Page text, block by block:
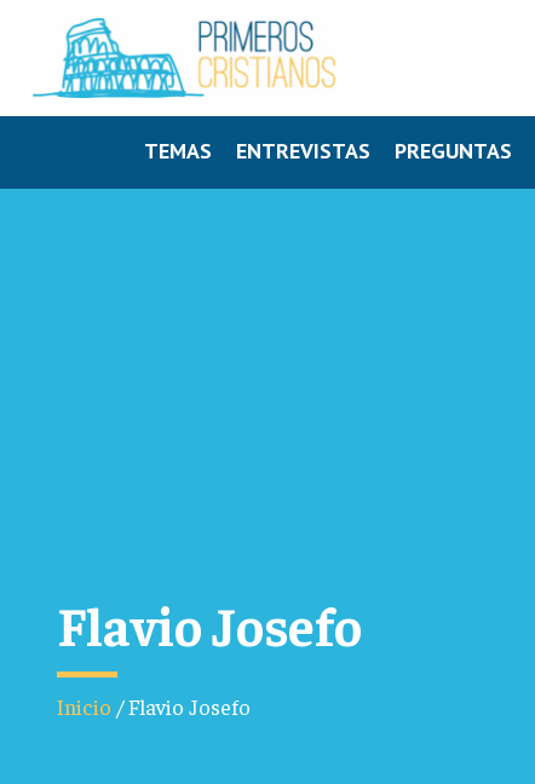
TEMAS ENTREVISTAS PREGUNTAS
Flavio Josefo
Inicio /Flavio Josefo